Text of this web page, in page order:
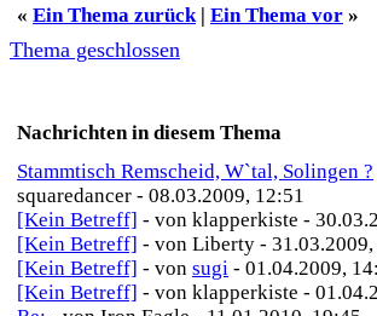
« Ein Thema zurück| Ein Thema vor »
Thema geschlossen
Nachrichten in diesem Thema
Stammtisch Remscheid, W`tal, Solingen ?
squaredancer - 08.03.2009, 12:51
[Kein Betreff] - von klapperkiste -
[Kein Betreff] - von Liberty - 31.03.2009,
[Kein Betreff] - von sugi - 01.04.2009,
[Kein Betreff] - von klapperkiste -